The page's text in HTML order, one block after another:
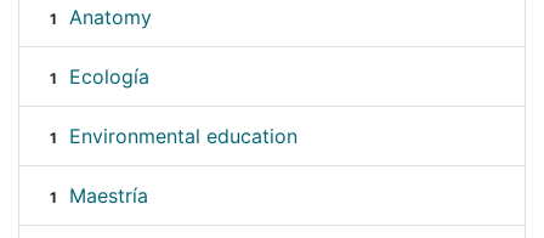
1 Anatomy
1 Ecología
1 Environmental education
1 Maestría